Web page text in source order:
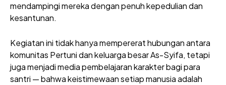
mendampingi mereka dengan penuh kepedulian dan
kesantunan.
Kegiatan ini tidak hanya mempererat hubungan antara
komunitas Pertuni dan keluarga besar As-Syifa, tetapi
juga menjadi media pembelajaran karakter bagi para
santri — bahwa keistimewaan setiap manusia adalah